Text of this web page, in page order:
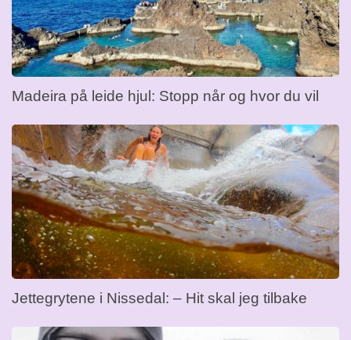
Madeira på leide hjul: Stopp når og hvor du vil
Jettegrytene i Nissedal: – Hit skal jeg tilbake